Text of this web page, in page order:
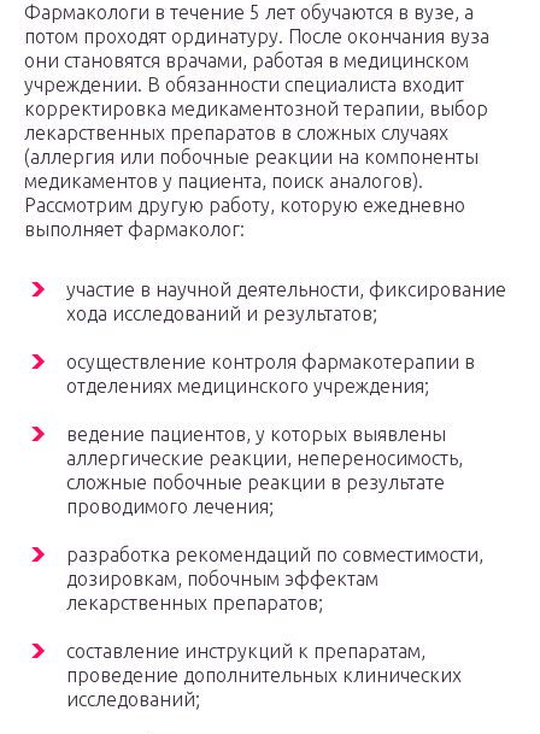
Фармакологи в течение 5 лет обучаются в вузе, а
потом проходят ординатуру. После окончания вуза
они становятся врачами, работая в медицинском
учреждении. В обязанности специалиста входит
корректировка медикаментозной терапии, выбор
лекарственных препаратов в сложных случаях
(аллергия или побочные реакции на компоненты
медикаментов у пациента, поиск аналогов).
Рассмотрим другую работу, которую ежедневно
выполняет фармаколог:
участие в научной деятельности, фиксирование
хода исследований и результатов;
осуществление контроля фармакотерапии в
отделениях медицинского учреждения;
ведение пациентов, у которых выявлены
аллергические реакции, непереносимость,
сложные побочные реакции в результате
проводимого лечения;
разработка рекомендаций по совместимости,
дозировкам, побочным эффектам
лекарственных препаратов;
составление инструкций к препаратам,
проведение дополнительных клинических
исследований;